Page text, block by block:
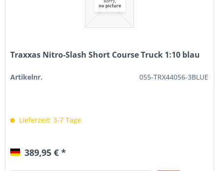
Traxxas Nitro-Slash Short Course Truck 1:10 blau
Artikelnr. 055-TRX44056-3BLUE
Lieferzeit: 3-7 Tage
389,95 € *